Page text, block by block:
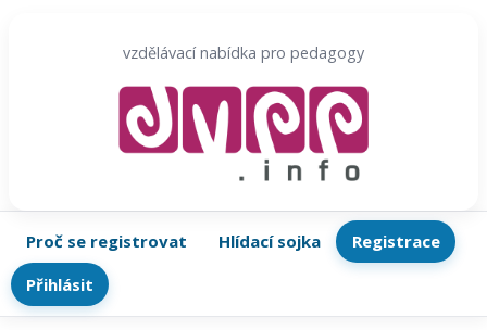
vzdělávací nabídka pro pedagogy
Proč se registrovat Hlídací sojka
Registrace
Přihlásit